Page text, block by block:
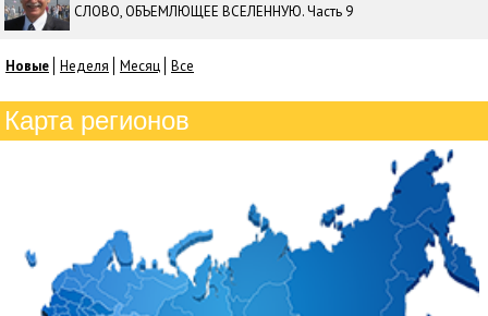
СЛОВО, ОБЪЕМЛЮЩЕЕ ВСЕЛЕННУЮ. Часть 9
Новые Неделя Месяц Все
Карта регионов